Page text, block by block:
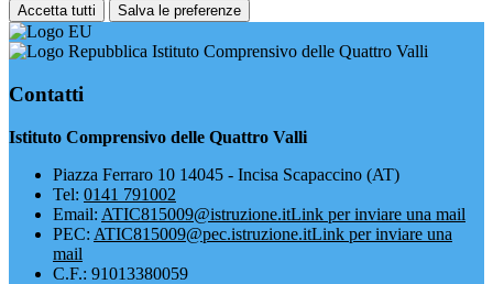
Accetta tutti Salva le preferenze
Istituto Comprensivo delle Quattro Valli
Contatti
Istituto Comprensivo delle Quattro Valli
Piazza Ferraro 10 14045 - Incisa Scapaccino (AT)
Tel: 0141 791002
Email: ATIC815009@istruzione.itLink per inviare una mail
PEC: ATIC815009@pec.istruzione.itLink per inviare una
mail
C.F.: 91013380059